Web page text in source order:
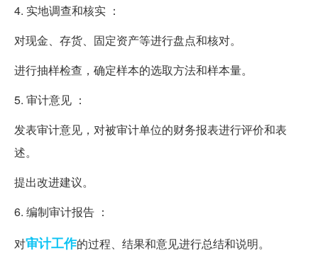
4. 实地调查和核实 ：
对现金、存货、固定资产等进行盘点和核对。
进行抽样检查，确定样本的选取方法和样本量。
5. 审计意见 ：
发表审计意见，对被审计单位的财务报表进行评价和表
述。
提出改进建议。
6. 编制审计报告 ：
对审计工作的过程、结果和意见进行总结和说明。